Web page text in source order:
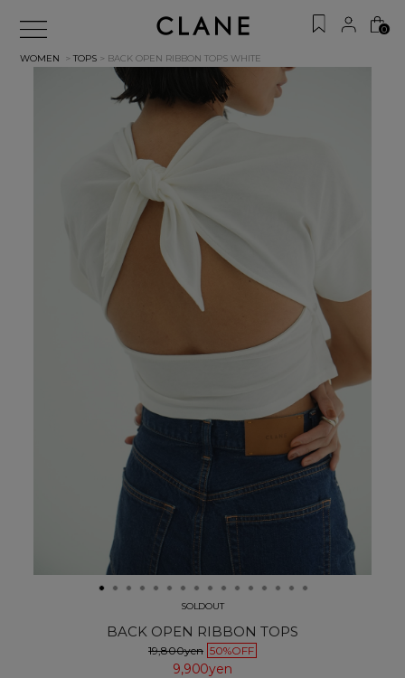
0
WOMEN >TOPS > BACK OPEN RIBBON TOPSWHITE
SOLDOUT
BACK OPEN RIBBON TOPS
19,800yen 50%OFF
9,900yen